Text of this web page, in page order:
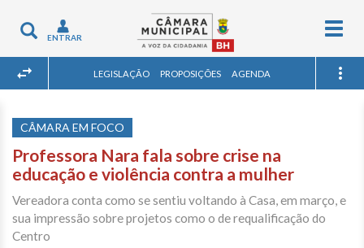
Toggle
navigation
ENTRAR
LEGISLAÇÃO PROPOSIÇÕES AGENDA
CÂMARA EM FOCO
Professora Nara fala sobre crise na
educação e violência contra a mulher
Vereadora conta como se sentiu voltando à Casa, em março, e
sua impressão sobre projetos como o de requalificação do
Centro